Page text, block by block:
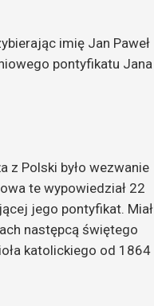
imię Jan Paweł
pontyfikatu Jana
z Polski było wezwanie
te wypowiedział 22
jego pontyfikat. Miał
następcą świętego
katolickiego od 1864